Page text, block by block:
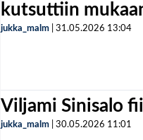
kutsuttiin
jukka_malm 31.05.2026 13:04
Viljami Sinisalo
jukka_malm 30.05.2026 11:01